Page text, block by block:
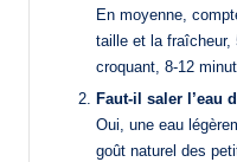
En moyenne,
taille et la fraîcheur,
croquant, 8-12
Faut-il saler l’eau
Oui, une eau
goût naturel des